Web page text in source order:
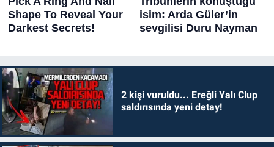
2 kişi vuruldu... Ereğli Yalı Clup
saldırısında yeni detay!